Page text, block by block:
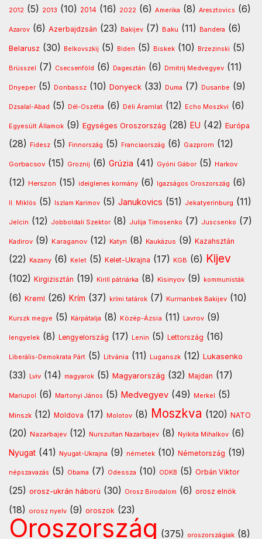
2012 (5) 2013 (10) 2014 (16) 2022 (6) Amerika (8) Aresztovics (6)
Azarov (6) Azerbajdzsán (23) Bakijev (7) Baku (11) Bandera (6)
Belarusz (30) Belkovszkij (5) Biden (5) Biskek (10) Brzezinski (5)
Brüsszel (7) Csecsenföld (6) Dagesztán (6) Dmitrij Medvegyev (11)
Dnyeper (5) Donbassz (10) Donyeck (33) Duma (7) Dusanbe (9)
Dzsalal-Abad (5) Dél-Oszétia (6) Déli Áramlat (12) Echo Moszkvi (6)
Egyesült Államok (9) Egységes Oroszország (28) EU (42) Európa
(28) Fidesz (5) Finnország (5) Franciaország (6) Gazprom (12)
Gorbacsov (15) Groznij (6) Grúzia (41) Gyóni Gábor (5) Harkov
(12) Herszon (15) ideiglenes kormány (6) Igazságos Oroszország (6)
II. Miklós (5) Iszlam Karimov (5) Janukovics (51) Jekatyerinburg (11)
Jelcin (12) Jobboldali Szektor (8) Julija Timosenko (7) Juscsenko (7)
Kadirov (9) Karaganov (12) Katyn (8) Kaukázus (9) Kazahsztán
(22) Kazany (6) Kelet (5) Kelet-Ukrajna (17) KGB (6) Kijev
(102) Kirgizisztán (19) Kirill pátriárka (8) Kisinyov (9) kommunisták
(6) Kreml (26) Krím (37) krími tatárok (7) Kurmanbek Bakijev (10)
Kurszk megye (5) Kárpátalja (8) Közép-Ázsia (11) Lavrov (9)
lengyelek (8) Lengyelország (17) Lenin (5) Lettország (16)
Liberális-Demokrata Párt (5) Litvánia (11) Luganszk (12) Lukasenko
(33) Lviv (14) magyarok (5) Magyarország (32) Majdan (17)
Mariupol (6) Martonyi János (5) Medvegyev (49) Merkel (5)
Minszk (12) Moldova (17) Molotov (8) Moszkva (120) NATO
(20) Nazarbajev (12) Nurszultan Nazarbajev (8) Nyikita Mihalkov (6)
Nyugat (41) Nyugat-Ukrajna (9) németek (10) Németország (19)
népszavazás (5) Obama (7) Odessza (10) ODKB (5) Orbán Viktor
(25) orosz-ukrán háború (30) Orosz Birodalom (6) orosz elnök
(18) orosz nyelv (9) oroszok (23)
Oroszország (375) oroszországiak (8)